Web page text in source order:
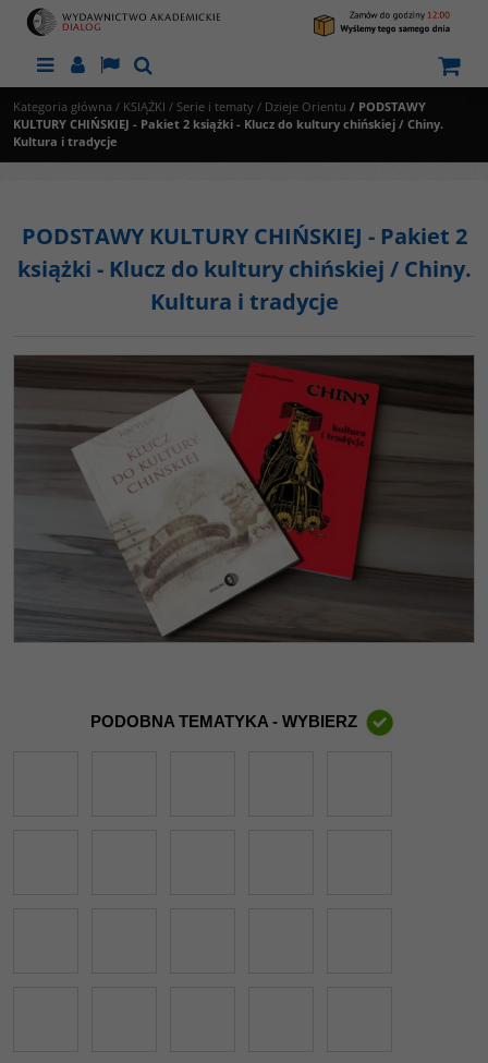
MenuPanelLangSzukaj
Kategoria główna / KSIĄŻKI / Serie i tematy / Dzieje Orientu / PODSTAWY
KULTURY CHIŃSKIEJ - Pakiet 2 książki - Klucz do kultury chińskiej / Chiny.
Kultura i tradycje
PODSTAWY KULTURY CHIŃSKIEJ - Pakiet 2
książki - Klucz do kultury chińskiej / Chiny.
Kultura i tradycje
PODOBNA TEMATYKA - WYBIERZ